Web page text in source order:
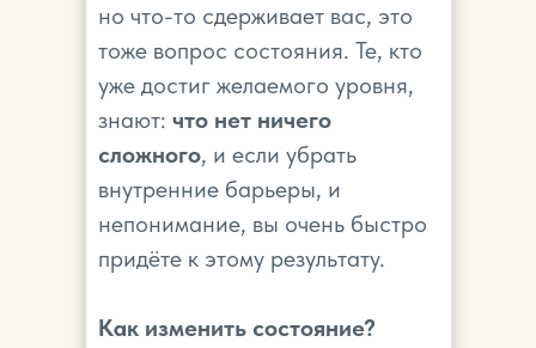
но что-то сдерживает вас, это
тоже вопрос состояния. Те, кто
уже достиг желаемого уровня,
знают: что нет ничего
сложного, и если убрать
внутренние барьеры, и
непонимание, вы очень быстро
придёте к этому результату.
Как изменить состояние?